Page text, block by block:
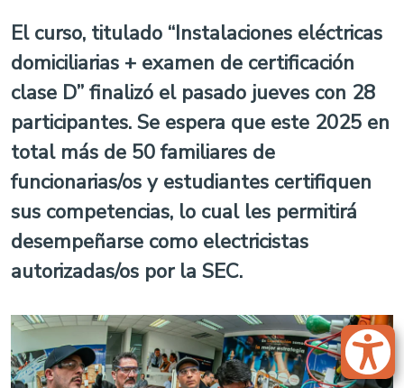
El curso, titulado “Instalaciones eléctricas
domiciliarias + examen de certificación
clase D” finalizó el pasado jueves con 28
participantes. Se espera que este 2025 en
total más de 50 familiares de
funcionarias/os y estudiantes certifiquen
sus competencias, lo cual les permitirá
desempeñarse como electricistas
autorizadas/os por la SEC.